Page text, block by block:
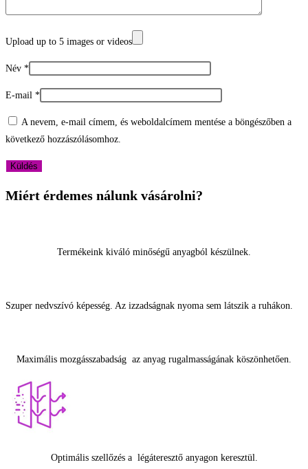
Upload up to 5 images or videos
Név *
E-mail *
A nevem, e-mail címem, és weboldalcímem mentése a böngészőben a
következő hozzászólásomhoz.
Miért érdemes nálunk vásárolni?
Termékeink kiváló minőségű anyagból készülnek.
Szuper nedvszívó képesség. Az izzadságnak nyoma sem látszik a ruhákon.
Maximális mozgásszabadság az anyag rugalmasságának köszönhetően.
Optimális szellőzés a légáteresztő anyagon keresztül.